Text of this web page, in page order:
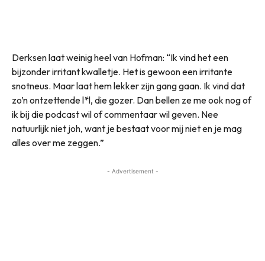
Derksen laat weinig heel van Hofman: “Ik vind het een
bijzonder irritant kwalletje. Het is gewoon een irritante
snotneus. Maar laat hem lekker zijn gang gaan. Ik vind dat
zo’n ontzettende l*l, die gozer. Dan bellen ze me ook nog of
ik bij die podcast wil of commentaar wil geven. Nee
natuurlijk niet joh, want je bestaat voor mij niet en je mag
alles over me zeggen.”
- Advertisement -